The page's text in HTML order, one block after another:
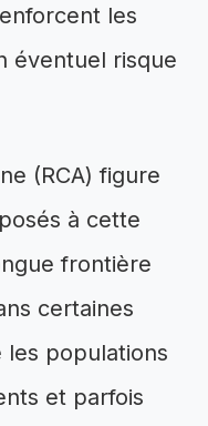
les
éventuel risque
(RCA) figure
à cette
frontière
certaines
les populations
et parfois